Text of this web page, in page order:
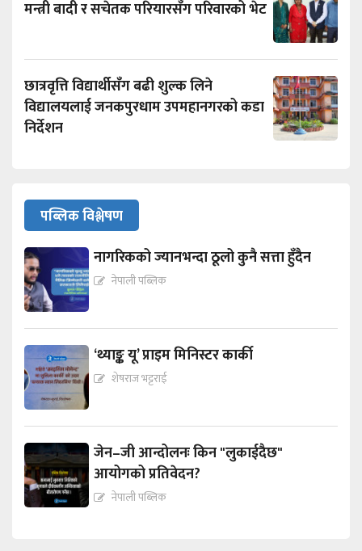
मन्त्री बादी र सचेतक परियारसँग परिवारको भेट
छात्रवृत्ति विद्यार्थीसँग बढी शुल्क लिने
विद्यालयलाई जनकपुरधाम उपमहानगरको कडा
निर्देशन
पब्लिक विश्लेषण
नागरिकको ज्यानभन्दा ठूलो कुनै सत्ता हुँदैन
नेपाली पब्लिक
‘थ्याङ्क यू’ प्राइम मिनिस्टर कार्की
शेषराज भट्टराई
जेन–जी आन्दोलनः किन "लुकाईदैछ"
आयोगको प्रतिवेदन?
नेपाली पब्लिक